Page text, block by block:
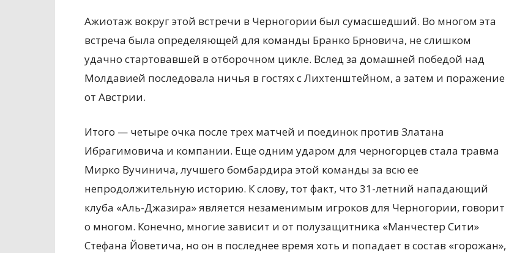
Ажиотаж вокруг этой встречи в Черногории был сумасшедший. Во многом эта
встреча была определяющей для команды Бранко Брновича, не слишком
удачно стартовавшей в отборочном цикле. Вслед за домашней победой над
Молдавией последовала ничья в гостях с Лихтенштейном, а затем и поражение
от Австрии.
Итого — четыре очка после трех матчей и поединок против Златана
Ибрагимовича и компании. Еще одним ударом для черногорцев стала травма
Мирко Вучинича, лучшего бомбардира этой команды за всю ее
непродолжительную историю. К слову, тот факт, что 31-летний нападающий
клуба «Аль-Джазира» является незаменимым игроков для Черногории, говорит
о многом. Конечно, многие зависит и от полузащитника «Манчестер Сити»
Стефана Йоветича, но он в последнее время хоть и попадает в состав «горожан»,